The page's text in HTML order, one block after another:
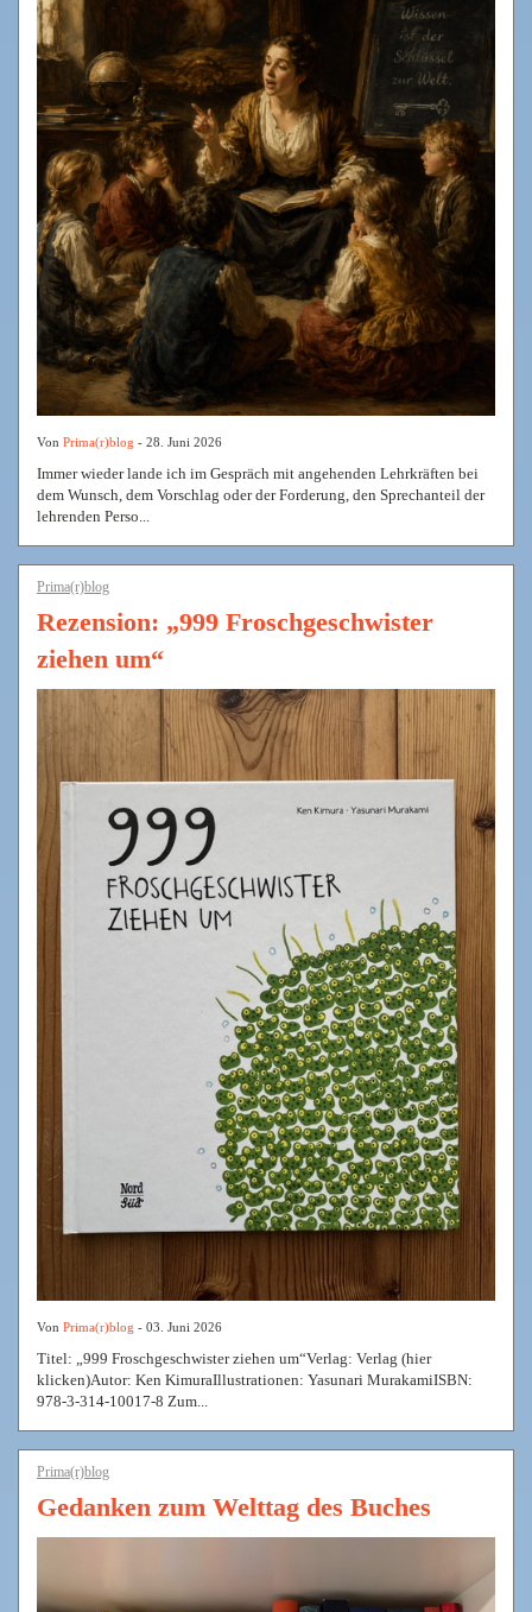
Von Prima(r)blog - 28. Juni 2026
Immer wieder lande ich im Gespräch mit angehenden Lehrkräften bei
dem Wunsch, dem Vorschlag oder der Forderung, den Sprechanteil der
lehrenden Perso...
Prima(r)blog
Rezension: „999 Froschgeschwister
ziehen um“
Von Prima(r)blog - 03. Juni 2026
Titel: „999 Froschgeschwister ziehen um“Verlag: Verlag (hier
klicken)Autor: Ken KimuraIllustrationen: Yasunari MurakamiISBN:
978-3-314-10017-8 Zum...
Prima(r)blog
Gedanken zum Welttag des Buches